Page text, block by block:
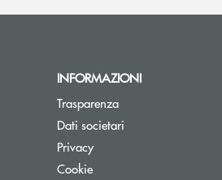
INFORMAZIONI
Trasparenza
Dati societari
Privacy
Cookie